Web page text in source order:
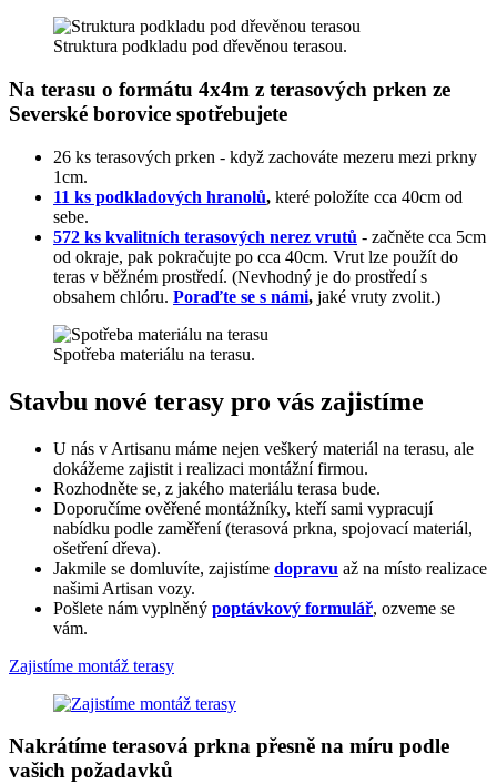
Struktura podkladu pod dřevěnou terasou.
Na terasu o formátu 4x4m z terasových prken ze
Severské borovice spotřebujete
26 ks terasových prken - když zachováte mezeru​ mezi prkny
1cm​.
11 ks podkladových hranolů, které položíte cca 40cm od
sebe.
572 ks kvalitních terasových nerez vrutů - začněte cca 5cm
od okraje, pak pokračujte po cca 40cm. Vrut lze použít do
teras v běžném prostředí. (Nevhodný je do prostředí s
obsahem chlóru. Poraďte se s námi, jaké vruty zvolit.)
Spotřeba materiálu na terasu.
Stavbu nové terasy pro vás zajistíme
U nás v Artisanu máme nejen veškerý materiál na terasu, ale
dokážeme zajistit i realizaci montážní firmou.
Rozhodněte se, z jakého materiálu terasa bude.
Doporučíme ověřené montážníky, kteří sami vypracují
nabídku podle zaměření (terasová prkna, spojovací materiál,
ošetření dřeva).
Jakmile se domluvíte, zajistíme dopravu až na místo realizace
našimi Artisan vozy.
Pošlete nám vyplněný poptávkový formulář, ozveme se
vám.
Zajistíme montáž terasy
Nakrátíme terasová prkna přesně na míru podle
vašich požadavků